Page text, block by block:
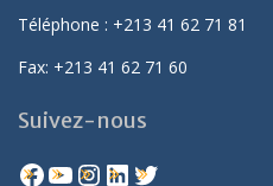
Téléphone : +213 41 62 71 81
Fax: +213 41 62 71 60
Suivez-nous